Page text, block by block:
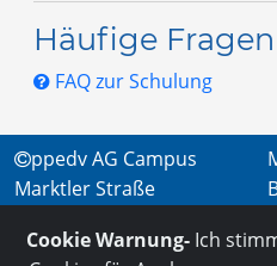
Häufige Fragen
FAQ zur Schulung
ppedv AG Campus
Marktler Straße
+49 (0) 8677 - 9889-
Cookie Warnung-Ich